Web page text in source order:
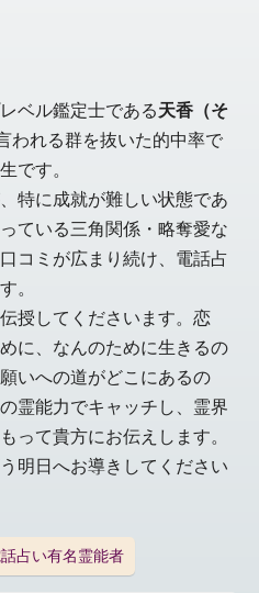
ベル鑑定士である天香（そ
われる群を抜いた的中率で
です。
特に成就が難しい状態であ
ている三角関係・略奪愛な
コミが広まり続け、電話占
。
授してくださいます。恋
に、なんのために生きるの
いへの道がどこにあるの
霊能力でキャッチし、霊界
って貴方にお伝えします。
明日へお導きしてください
占い有名霊能者